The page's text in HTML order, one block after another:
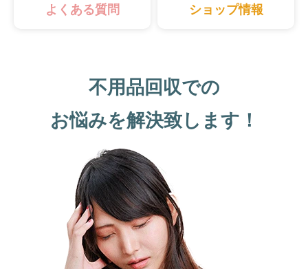
よくある質問 ショップ情報
不用品回収での
お悩みを解決致します！